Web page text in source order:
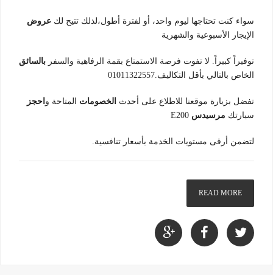
سواء كنت تحتاجها ليوم واحد، أو لفترة أطول،لذلك تتيح لك عروض
الإيجار الأسبوعية والشهرية
توفيراً كبيراً. لا تفوت فرصة الاستمتاع بقمة الرفاهية والسفر بالسائق
الخاص بالتالي بأقل التكاليف.01011322557
تفضل بزيارة موقعنا للاطلاع على أحدث الخصومات المتاحة و احجز
سيارتك مرسيدس
لتضمن أرقى مستويات الخدمة بأسعار تنافسية.
READ MORE